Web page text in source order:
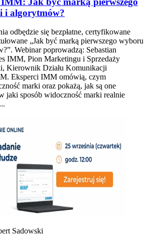
i algorytmów?
odbędzie się bezpłatne, certyfikowane
„Jak być marką pierwszego wyboru
Webinar poprowadzą: Sebastian
IMM, Pion Marketingu i Sprzedaży
Kierownik Działu Komunikacji
Eksperci IMM omówią, czym
marki oraz pokażą, jak są one
jaki sposób widoczność marki realnie
Sadowski